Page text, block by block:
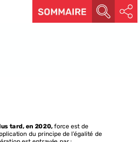
tard, en 2020, force est de
du principe de l’égalité de